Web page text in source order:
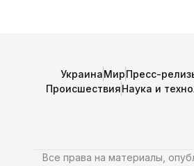
УкраинаМирПресс-
ПроисшествияНаука и
Все права на материалы,